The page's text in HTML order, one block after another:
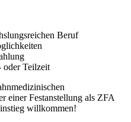
Beruf
oder Teilzeit
einer Festanstellung als ZFA
willkommen!